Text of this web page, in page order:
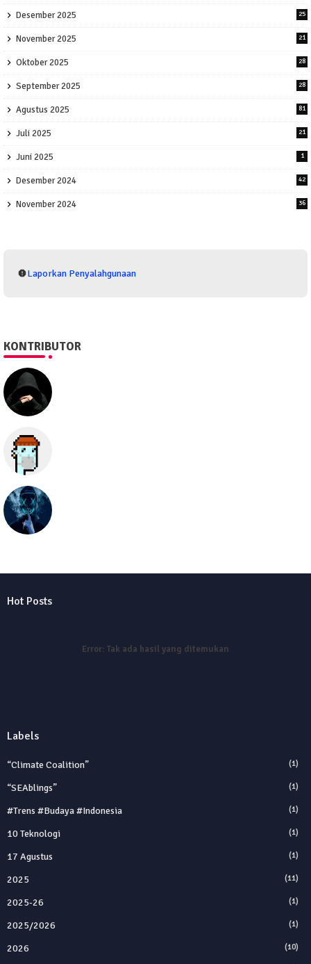
Desember 2025 25
November 2025 21
Oktober 2025 28
September 2025 28
Agustus 2025 81
Juli 2025 21
Juni 2025 1
Desember 2024 42
November 2024 36
Laporkan Penyalahgunaan
KONTRIBUTOR
Hot Posts
Error: Tak ada hasil yang ditemukan
Labels
“Climate Coalition” (1)
“SEAblings” (1)
#trens #budaya #indonesia (1)
10 Teknologi (1)
17 Agustus (1)
2025 (11)
2025‑26 (1)
2025/2026 (1)
2026 (10)